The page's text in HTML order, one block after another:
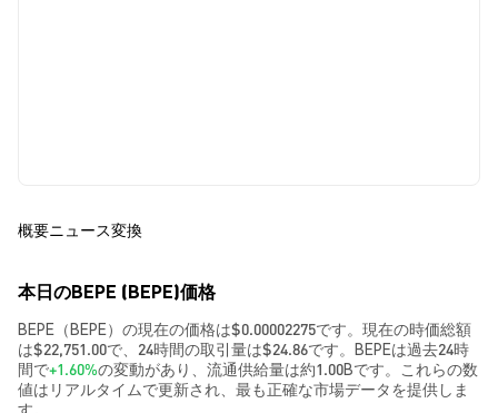
概要ニュース変換
本日のBEPE (BEPE)価格
BEPE（BEPE）の現在の価格は$0.00002275です。現在の時価総額
は$22,751.00で、24時間の取引量は$24.86です。BEPEは過去24時
間で+1.60%の変動があり、流通供給量は約1.00Bです。これらの数
値はリアルタイムで更新され、最も正確な市場データを提供しま
す。